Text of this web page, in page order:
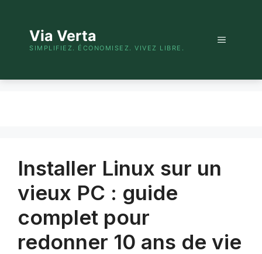
contenuVia Verta
SIMPLIFIEZ. ÉCONOMISEZ. VIVEZ LIBRE.
Menu
Installer Linux sur un
vieux PC : guide
complet pour
redonner 10 ans de vie